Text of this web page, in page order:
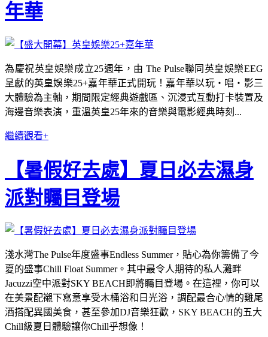
年華
為慶祝英皇娛樂成立25週年，由 The Pulse聯同英皇娛樂EEG
呈獻的英皇娛樂25+嘉年華正式開玩！嘉年華以玩・唱・影三
大體驗為主軸，期間限定經典遊戲區、沉浸式互動打卡裝置及
海邊音樂表演，重溫英皇25年來的音樂與電影經典時刻...
繼續觀看+
【暑假好去處】夏日必去濕身
派對矚目登場
淺水灣The Pulse年度盛事Endless Summer，貼心為你籌備了今
夏的盛事Chill Float Summer。其中最令人期待的私人灘畔
Jacuzzi空中派對SKY BEACH即將矚目登場。在這裡，你可以
在美景配襯下寫意享受木桶浴和日光浴，調配最合心情的雞尾
酒搭配異國美食，甚至參加DJ音樂狂歡，SKY BEACH的五大
Chill級夏日體驗讓你Chill乎想像！